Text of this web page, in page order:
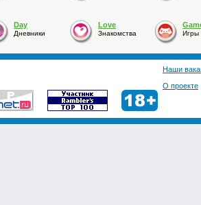
Day
Дневники
Love
Знакомства Игры
Наши
О проекте